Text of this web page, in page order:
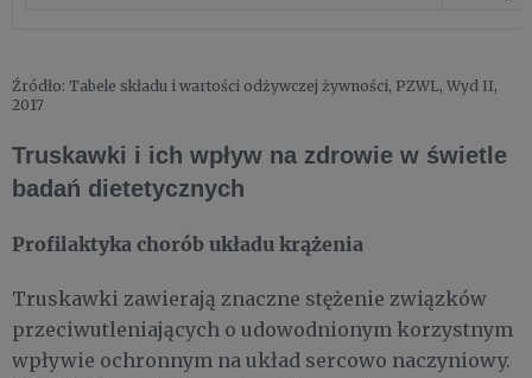
Źródło: Tabele składu i wartości odżywczej żywności, PZWL, Wyd II,
2017
Truskawki i ich wpływ na zdrowie w świetle
badań dietetycznych
Profilaktyka chorób układu krążenia
Truskawki zawierają znaczne stężenie związków
przeciwutleniających o udowodnionym korzystnym
wpływie ochronnym na układ sercowo naczyniowy.